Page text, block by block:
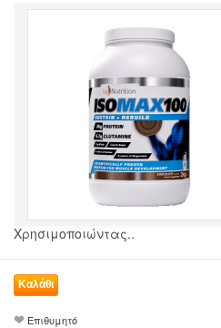
Χρησιμοποιώντας..
Επιθυμητό